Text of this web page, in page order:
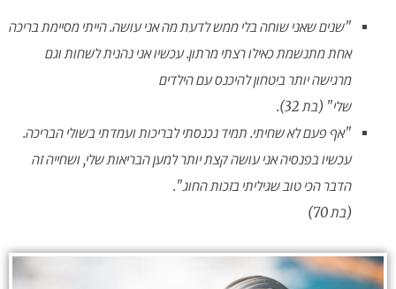
"שנים שאני שוחה בלי ממש לדעת מה אני עושה. הייתי מסיימת בריכה
אחת מתנשמת כאילו רצתי מרתון. עכשיו אני נהנית לשחות וגם
מרגישה יותר ביטחון להיכנס עם הילדים
שלי" (בת 32).
"אף פעם לא שחיתי. תמיד נכנסתי לבריכות ועמדתי בשולי הבריכה.
עכשיו בפנסיה אני עושה קצת יותר למען הבריאות שלי, ושחייה זה
הדבר הכי טוב שגיליתי בזכות החוג".
(בת 70)